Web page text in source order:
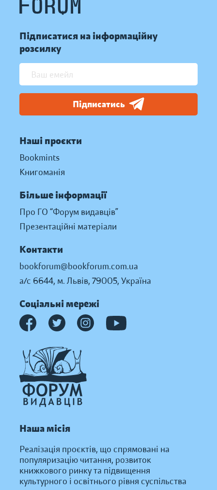
Підписатися на інформаційну
розсилку
Підписатись
Наші проєкти
Bookmints
Книгоманія
Більше інформації
Про ГО “Форум видавців”
Презентаційні матеріали
Контакти
bookforum@bookforum.com.ua
а/с 6644, м. Львів, 79005, Україна
Соціальні мережі
Наша місія
Реалізація проєктів, що спрямовані на
популяризацію читання, розвиток
книжкового ринку та підвищення
культурного і освітнього рівня суспільства